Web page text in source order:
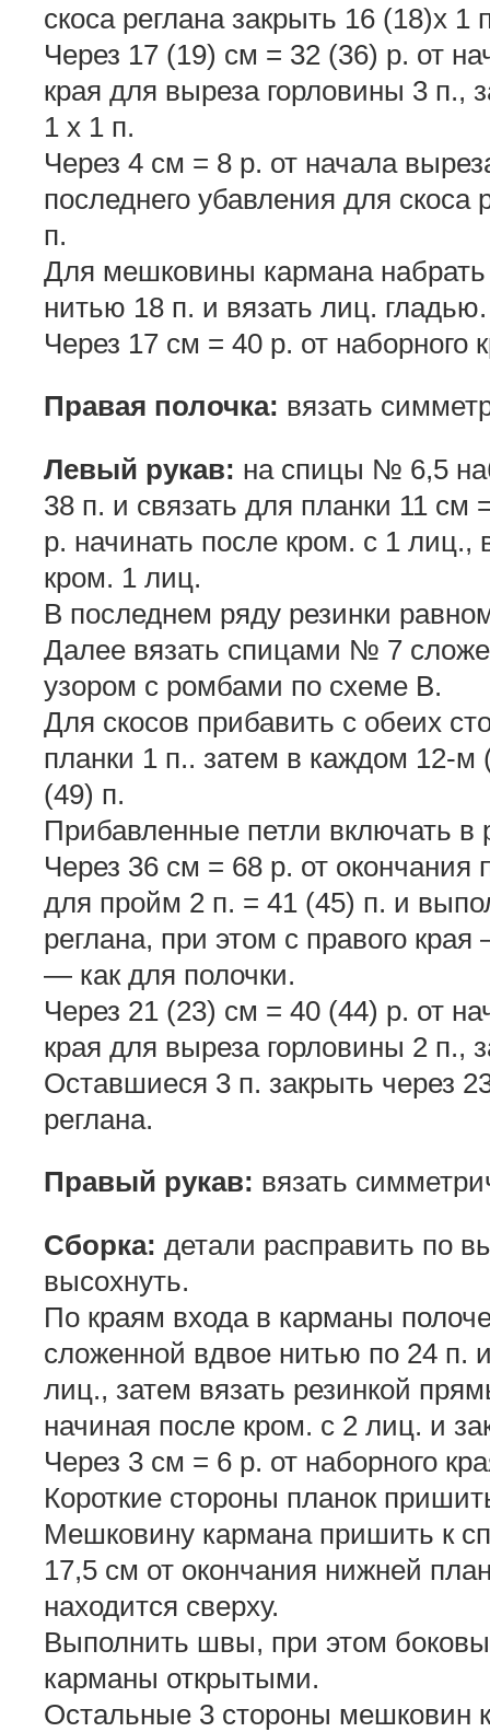
скоса реглана закрыть 16 (18)х 1
Через 17 (19) см = 32 (36) р. от
края для выреза горловины 3
1 х 1 п.
Через 4 см = 8 р. от начала
последнего убавления для скоса
п.
Для мешковины кармана
нитью 18 п. и вязать лиц. гладью.
Через 17 см = 40 р. от наборного
Правая полочка: вязать
Левый рукав: на спицы № 6,5
38 п. и связать для планки 11 см
р. начинать после кром. с 1 лиц.,
кром. 1 лиц.
В последнем ряду резинки
Далее вязать спицами № 7
узором с ромбами по схеме В.
Для скосов прибавить с обеих
планки 1 п.. затем в каждом 12-
(49) п.
Прибавленные петли включать
Через 36 см = 68 р. от окончания
для пройм 2 п. = 41 (45) п. и
реглана, при этом с правого
— как для полочки.
Через 21 (23) см = 40 (44) р. от
края для выреза горловины 2
Оставшиеся 3 п. закрыть через
реглана.
Правый рукав: вязать
Сборка: детали расправить по
высохнуть.
По краям входа в карманы
сложенной вдвое нитью по 24 п.
лиц., затем вязать резинкой
начиная после кром. с 2 лиц. и
Через 3 см = 6 р. от наборного
Короткие стороны планок
Мешковину кармана пришить к
17,5 см от окончания нижней
находится сверху.
Выполнить швы, при этом
карманы открытыми.
Остальные 3 стороны мешковин